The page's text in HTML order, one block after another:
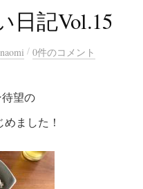
日記Vol.15
naomi / 0件のコメント
待望の
めました！